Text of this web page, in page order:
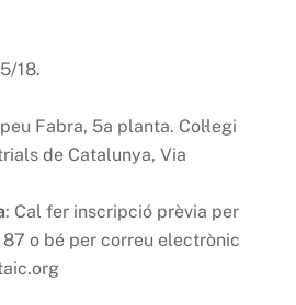
18.
Fabra, 5a planta. Col·legi
de Catalunya, Via
: Cal fer inscripció prèvia per
o bé per correu electrònic